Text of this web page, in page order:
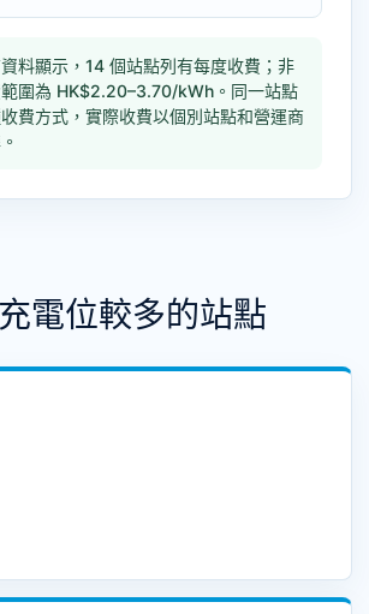
料顯示，14 個站點列有每度收費；非
圍為 HK$2.20–3.70/kWh。同一站點
費方式，實際收費以個別站點和營運商
電位較多的站點